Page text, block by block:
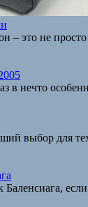
это не просто
в нечто
выбор для
если